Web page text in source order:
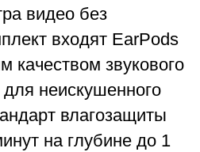
видео без
входят EarPods
качеством звукового
неискушенного
влагозащиты
на глубине до 1